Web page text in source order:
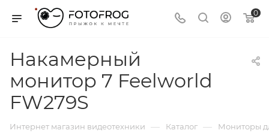
0
Накамерный
монитор 7 Feelworld
FW279S
Интернет магазин видеотехники — Каталог — Мониторы